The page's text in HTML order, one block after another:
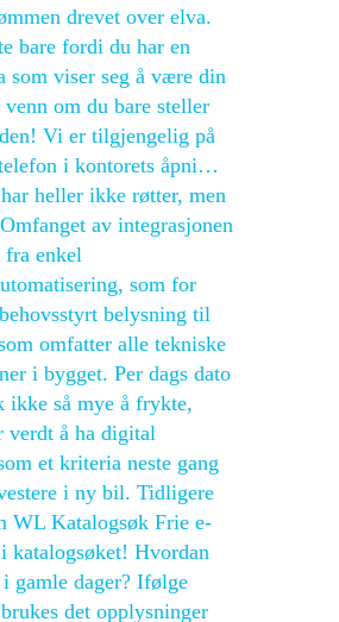
drevet over elva.
bare fordi du har en
som viser seg å være din
venn om du bare steller
Vi er tilgjengelig på
i kontorets åpni…
heller ikke røtter, men
av integrasjonen
enkel
som for
belysning til
omfatter alle tekniske
i bygget. Per dags dato
ikke så mye å frykte,
verdt å ha digital
et kriteria neste gang
i ny bil. Tidligere
WL Katalogsøk Frie e-
katalogsøket! Hvordan
gamle dager? Ifølge
det opplysninger